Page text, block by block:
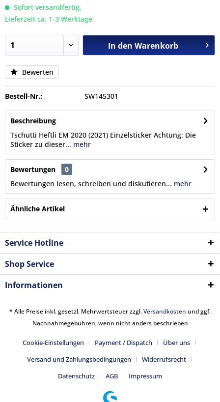
Sofort versandfertig,
Lieferzeit ca. 1-3 Werktage
In den Warenkorb
Bewerten
Bestell-Nr.: SW145301
Beschreibung
Tschutti Heftli EM 2020 (2021) Einzelsticker Achtung: Die
Sticker zu dieser... mehr
Bewertungen
0
Bewertungen lesen, schreiben und diskutieren... mehr
Ähnliche Artikel
Service Hotline
Shop Service
Informationen
* Alle Preise inkl. gesetzl. Mehrwertsteuer zzgl.Versandkosten und ggf.
Nachnahmegebühren, wenn nicht anders beschrieben
Cookie-Einstellungen Payment / Dispatch
Über uns
Versand und Zahlungsbedingungen
Widerrufsrecht
Datenschutz
AGB Impressum